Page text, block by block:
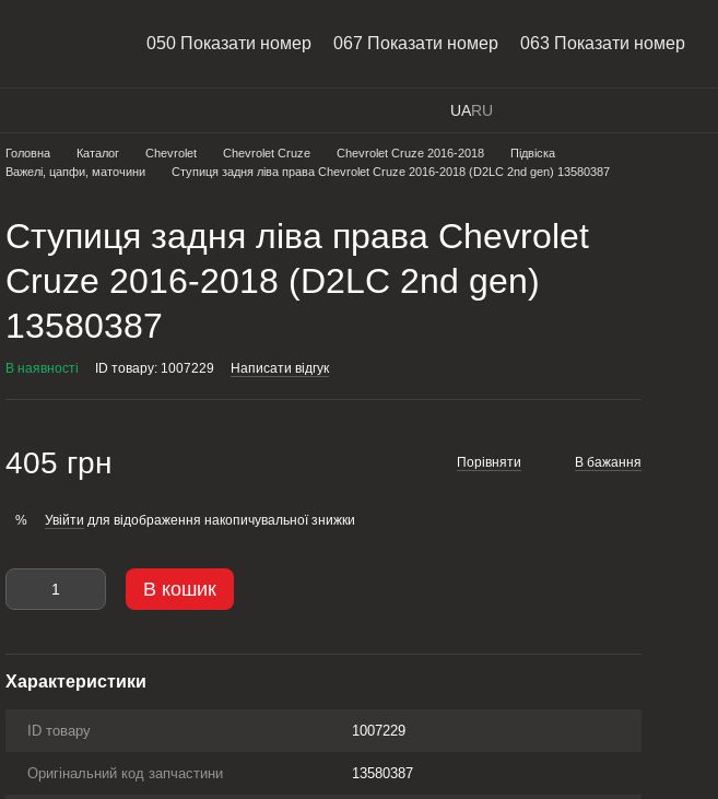
050 Показати номер 067 Показати номер 063 Показати номер
UARU
Головна Каталог Chevrolet Chevrolet Cruze Chevrolet Cruze 2016-2018
Підвіска
Важелі, цапфи, маточини
Ступиця задня ліва права Chevrolet Cruze 2016-2018 (D2LC 2nd gen) 13580387
Ступиця задня ліва права Chevrolet
Cruze 2016-2018 (D2LC 2nd gen)
13580387
В наявності ID товару: 1007229 Написати відгук
405 грн Порівняти В бажання
% Увійти для відображення накопичувальної знижки
В кошик
Характеристики
ID товару 1007229
Оригінальний код запчастини 13580387